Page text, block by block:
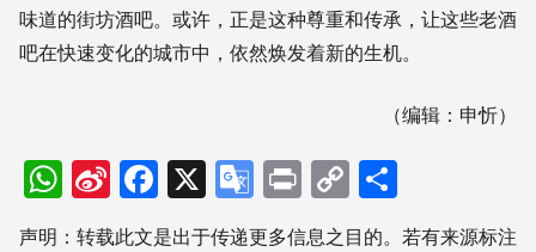
味道的街坊酒吧。或许，正是这种尊重和传承，让这些老酒
吧在快速变化的城市中，依然焕发着新的生机。
（编辑：申忻）
WhatsApp
Sina
Weibo
Facebook
X Google
Translate
PrintCopy
Link享
声明：转载此文是出于传递更多信息之目的。若有来源标注